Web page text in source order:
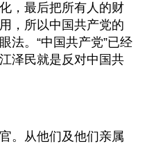
，最后把所有人的财
，所以中国共产党的
法。“中国共产党”已经
泽民就是反对中国共
。从他们及他们亲属